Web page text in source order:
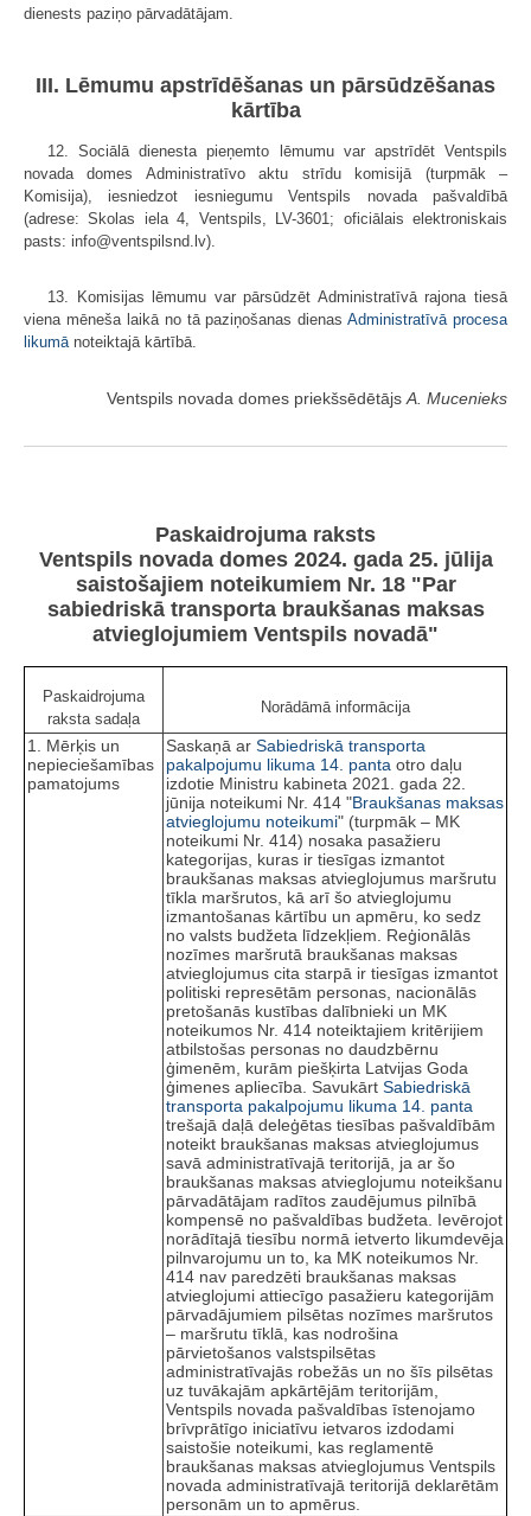
dienests paziņo pārvadātājam.
III. Lēmumu apstrīdēšanas un pārsūdzēšanas
kārtība
12. Sociālā dienesta pieņemto lēmumu var apstrīdēt Ventspils
novada domes Administratīvo aktu strīdu komisijā (turpmāk –
Komisija), iesniedzot iesniegumu Ventspils novada pašvaldībā
(adrese: Skolas iela 4, Ventspils, LV-3601; oficiālais elektroniskais
pasts: info@ventspilsnd.lv).
13. Komisijas lēmumu var pārsūdzēt Administratīvā rajona tiesā
viena mēneša laikā no tā paziņošanas dienasAdministratīvā procesa
likumā noteiktajā kārtībā.
Ventspils novada domes priekšsēdētājs A. Mucenieks
Paskaidrojuma raksts
Ventspils novada domes 2024. gada 25. jūlija
saistošajiem noteikumiem Nr. 18 "Par
sabiedriskā transporta braukšanas maksas
atvieglojumiem Ventspils novadā"
Paskaidrojuma
raksta sadaļa
Norādāmā informācija
1. Mērķis un
nepieciešamības
pamatojums
Saskaņā ar Sabiedriskā transporta
pakalpojumu likuma 14. panta otro daļu
izdotie Ministru kabineta 2021. gada 22.
jūnija noteikumi Nr. 414 "Braukšanas maksas
atvieglojumu noteikumi" (turpmāk – MK
noteikumi Nr. 414) nosaka pasažieru
kategorijas, kuras ir tiesīgas izmantot
braukšanas maksas atvieglojumus maršrutu
tīkla maršrutos, kā arī šo atvieglojumu
izmantošanas kārtību un apmēru, ko sedz
no valsts budžeta līdzekļiem. Reģionālās
nozīmes maršrutā braukšanas maksas
atvieglojumus cita starpā ir tiesīgas izmantot
politiski represētām personas, nacionālās
pretošanās kustības dalībnieki un MK
noteikumos Nr. 414 noteiktajiem kritērijiem
atbilstošas personas no daudzbērnu
ģimenēm, kurām piešķirta Latvijas Goda
ģimenes apliecība. Savukārt Sabiedriskā
transporta pakalpojumu likuma 14. panta
trešajā daļā deleģētas tiesības pašvaldībām
noteikt braukšanas maksas atvieglojumus
savā administratīvajā teritorijā, ja ar šo
braukšanas maksas atvieglojumu noteikšanu
pārvadātājam radītos zaudējumus pilnībā
kompensē no pašvaldības budžeta. Ievērojot
norādītajā tiesību normā ietverto likumdevēja
pilnvarojumu un to, ka MK noteikumos Nr.
414 nav paredzēti braukšanas maksas
atvieglojumi attiecīgo pasažieru kategorijām
pārvadājumiem pilsētas nozīmes maršrutos
– maršrutu tīklā, kas nodrošina
pārvietošanos valstspilsētas
administratīvajās robežās un no šīs pilsētas
uz tuvākajām apkārtējām teritorijām,
Ventspils novada pašvaldības īstenojamo
brīvprātīgo iniciatīvu ietvaros izdodami
saistošie noteikumi, kas reglamentē
braukšanas maksas atvieglojumus Ventspils
novada administratīvajā teritorijā deklarētām
personām un to apmērus.